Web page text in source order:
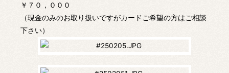
￥７０，０００
（現金のみのお取り扱いですがカードご希望の方はご相談
下さい）